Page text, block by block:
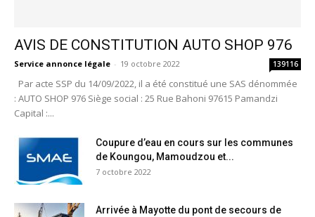
AVIS DE CONSTITUTION AUTO SHOP 976
Service annonce légale - 19 octobre 2022 139116
Par acte SSP du 14/09/2022, il a été constitué une SAS dénommée
: AUTO SHOP 976 Siège social : 25 Rue Bahoni 97615 Pamandzi
Capital :...
Coupure d’eau en cours sur les communes
de Koungou, Mamoudzou et...
7 octobre 2022
Arrivée à Mayotte du pont de secours de